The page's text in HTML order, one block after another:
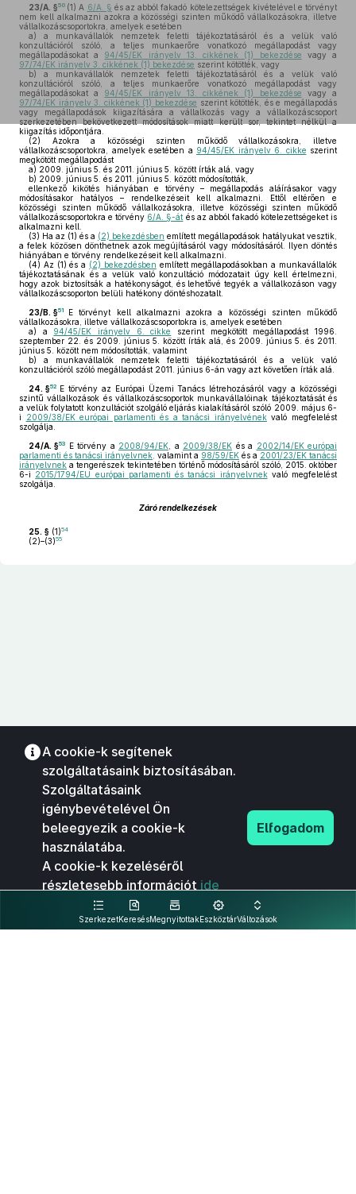
23/A. §50 (1) A 6/A. § és az abból fakadó kötelezettségek kivételével e törvényt
nem kell alkalmazni azokra a közösségi szinten működő vállalkozásokra, illetve
vállalkozáscsoportokra, amelyek esetében
a) a munkavállalók nemzetek feletti tájékoztatásáról és a velük való
konzultációról szóló, a teljes munkaerőre vonatkozó megállapodást vagy
megállapodásokat a 94/45/EK irányelv 13. cikkének (1) bekezdése vagy a
97/74/EK irányelv 3. cikkének (1) bekezdése szerint kötötték, vagy
b) a munkavállalók nemzetek feletti tájékoztatásáról és a velük való
konzultációról szóló, a teljes munkaerőre vonatkozó megállapodást vagy
megállapodásokat a 94/45/EK irányelv 13. cikkének (1) bekezdése vagy a
97/74/EK irányelv 3. cikkének (1) bekezdése szerint kötötték, és e megállapodás
vagy megállapodások kiigazítására a vállalkozás vagy a vállalkozáscsoport
szerkezetében bekövetkezett módosítások miatt került sor, tekintet nélkül a
kiigazítás időpontjára.
(2) Azokra a közösségi szinten működő vállalkozásokra, illetve
vállalkozáscsoportokra, amelyek esetében a 94/45/EK irányelv 6. cikke szerint
megkötött megállapodást
a) 2009. június 5. és 2011. június 5. között írták alá, vagy
b) 2009. június 5. és 2011. június 5. között módosították,
ellenkező kikötés hiányában e törvény – megállapodás aláírásakor vagy
módosításakor hatályos – rendelkezéseit kell alkalmazni. Ettől eltérően e
közösségi szinten működő vállalkozásokra, illetve közösségi szinten működő
vállalkozáscsoportokra e törvény 6/A. §-át és az abból fakadó kötelezettségeket is
alkalmazni kell.
(3) Ha az (1) és a (2) bekezdésben említett megállapodások hatályukat vesztik,
a felek közösen dönthetnek azok megújításáról vagy módosításáról. Ilyen döntés
hiányában e törvény rendelkezéseit kell alkalmazni.
(4) Az (1) és a (2) bekezdésben említett megállapodásokban a munkavállalók
tájékoztatásának és a velük való konzultáció módozatait úgy kell értelmezni,
hogy azok biztosítsák a hatékonyságot, és lehetővé tegyék a vállalkozáson vagy
vállalkozáscsoporton belüli hatékony döntéshozatalt.
23/B. §51
E törvényt kell alkalmazni azokra a közösségi szinten működő
vállalkozásokra, illetve vállalkozáscsoportokra is, amelyek esetében
a) a 94/45/EK irányelv 6. cikke
szerint megkötött megállapodást 1996.
szeptember 22. és 2009. június 5. között írták alá, és 2009. június 5. és 2011.
június 5. között nem módosították, valamint
b) a munkavállalók nemzetek feletti tájékoztatásáról és a velük való
konzultációról szóló megállapodást 2011. június 6-án vagy azt követően írták alá.
24. §52 E törvény az Európai Üzemi Tanács létrehozásáról vagy a közösségi
szintű vállalkozások és vállalkozáscsoportok munkavállalóinak tájékoztatását és
a velük folytatott konzultációt szolgáló eljárás kialakításáról szóló 2009. május 6-
i
2009/38/EK európai parlamenti és a tanácsi irányelvénekvaló megfelelést
szolgálja.
24/A. §53 E törvény a 2008/94/EK , a 2009/38/EK és a 2002/14/EK európai
parlamenti és tanácsi irányelvnek, valamint a 98/59/EK és a 2001/23/EK tanácsi
irányelvnek a tengerészek tekintetében történő módosításáról szóló, 2015. október
6-i 2015/1794/EU európai parlamenti és tanácsi irányelvnekvaló megfelelést
szolgálja.
Záró rendelkezések
25. § (1)54
(2)–(3)55
SzerkezetKeresésMegnyitottakEszköztárVáltozások
A cookie-k segítenek
szolgáltatásaink biztosításában.
Szolgáltatásaink
igénybevételével Ön
beleegyezik a cookie-k
használatába.
A cookie-k kezeléséről
részletesebb információt ide
kattintva olvashat.
Elfogadom